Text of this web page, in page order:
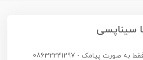
سیناپسی